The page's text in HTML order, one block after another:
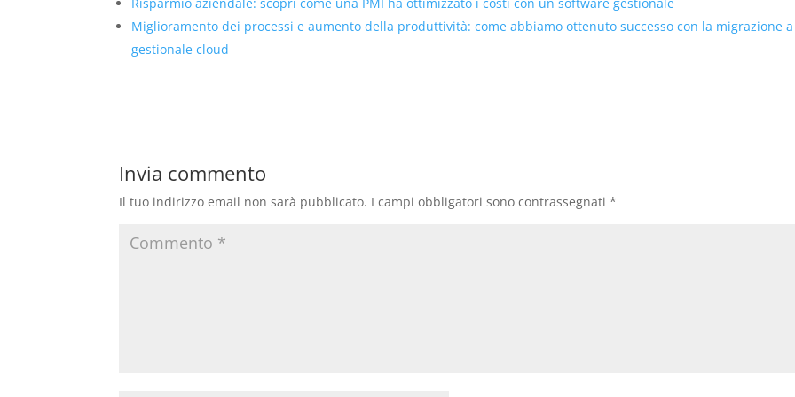
Risparmio aziendale: scopri come una PMI ha ottimizzato i costi con un software gestionale
Miglioramento dei processi e aumento della produttività: come abbiamo ottenuto successo con la migrazione
gestionale cloud
Invia commento
Il tuo indirizzo email non sarà pubblicato. I campi obbligatori sono contrassegnati*